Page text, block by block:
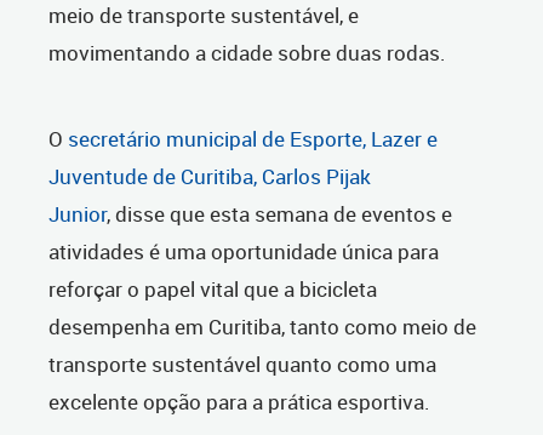
meio de transporte sustentável, e
movimentando a cidade sobre duas rodas.
O secretário municipal de Esporte, Lazer e
Juventude de Curitiba, Carlos Pijak
Junior, disse que esta semana de eventos e
atividades é uma oportunidade única para
reforçar o papel vital que a bicicleta
desempenha em Curitiba, tanto como meio de
transporte sustentável quanto como uma
excelente opção para a prática esportiva.